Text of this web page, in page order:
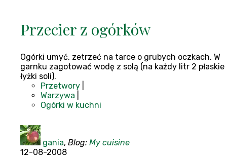
Przecier z ogórków
Ogórki umyć, zetrzeć na tarce o grubych oczkach. W
garnku zagotować wodę z solą (na każdy litr 2 płaskie
łyżki soli).
Przetwory
Warzywa
Ogórki w kuchni
gania, Blog: My cuisine
12-08-2008